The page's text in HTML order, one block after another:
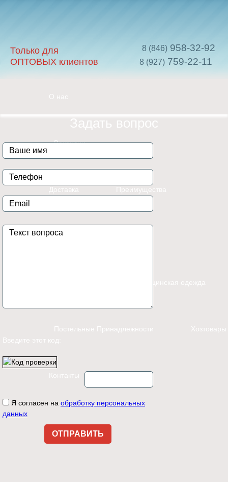
Только для
ОПТОВЫХ клиентов
8 (846) 958-32-92
8 (927) 759-22-11
О нас
Вакансии
Доставка Преимущества
Каталог
Медицинская одежда
Постельные Принадлежности Хозтовары
Контакты
Задать вопрос
Введите этот код:
Я согласен на обработку персональных
данных